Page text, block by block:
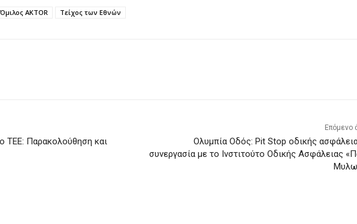
Όμιλος AKTOR Τείχος των Εθνών
ΤΕΕ: Παρακολούθηση και
Επόμενο
Ολυμπία Οδός: Pit Stop οδικής
συνεργασία με το Ινστιτούτο Οδικής Ασφάλειας